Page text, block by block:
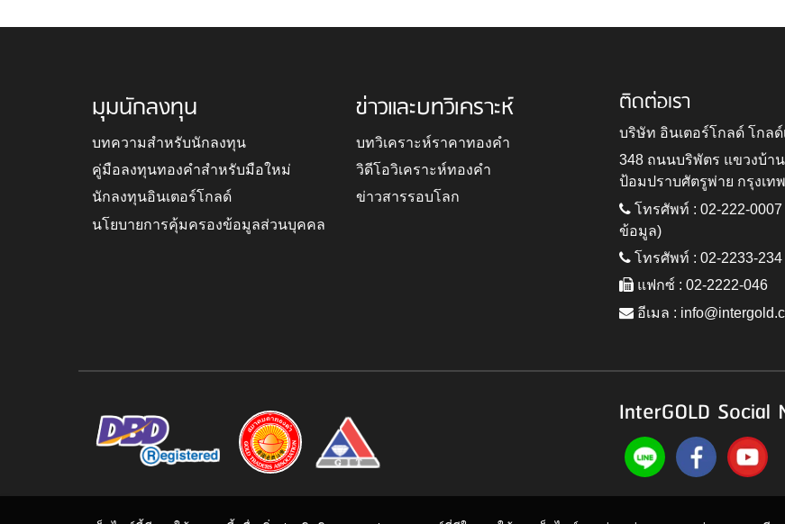
มุมนักลงทุน
บทความสำหรับนักลงทุน
คู่มือลงทุนทองคำสำหรับมือใหม่
นักลงทุนอินเตอร์โกลด์
นโยบายการคุ้มครองข้อมูลส่วนบุคคล
ข่าวและบทวิเคราะห์
บทวิเคราะห์ราคาทองคำ
วิดีโอวิเคราะห์ทองคำ
ข่าวสารรอบโลก
ติดต่อเรา
บริษัท อินเตอร์โกลด์ โกลด์
348 ถนนบริพัตร แขวงบ้า
ป้อมปราบศัตรูพ่าย กรุงเท
โทรศัพท์ : 02-222-
ข้อมูล)
โทรศัพท์ : 02-2233-
แฟกซ์ : 02-2222-046
อีเมล :
InterGOLD Social